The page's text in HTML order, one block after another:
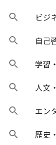
ビジ
自己
学習
人文
エン
歴史